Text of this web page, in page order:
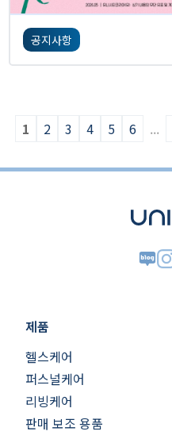
공지사항
1 2 3 4 5 6 ...
제품
헬스케어
퍼스널케어
리빙케어
판매 보조 용품